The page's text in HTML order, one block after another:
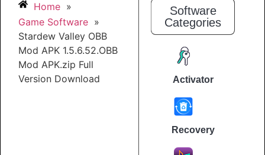
Home »
Game Software »
Stardew Valley OBB
Mod APK 1.5.6.52.OBB
Mod APK.zip Full
Version Download
Software
Categories
Activator
Recovery